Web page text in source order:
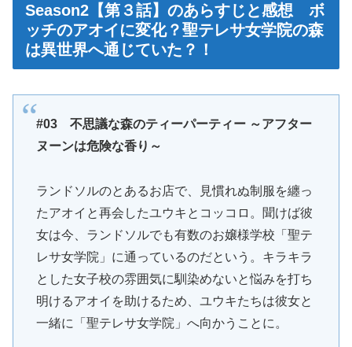
Season2【第３話】のあらすじと感想 ボ
ッチのアオイに変化？聖テレサ女学院の森
は異世界へ通じていた？！
#03 不思議な森のティーパーティー ～アフター
ヌーンは危険な香り～
ランドソルのとあるお店で、見慣れぬ制服を纏っ
たアオイと再会したユウキとコッコロ。聞けば彼
女は今、ランドソルでも有数のお嬢様学校「聖テ
レサ女学院」に通っているのだという。キラキラ
とした女子校の雰囲気に馴染めないと悩みを打ち
明けるアオイを助けるため、ユウキたちは彼女と
一緒に「聖テレサ女学院」へ向かうことに。